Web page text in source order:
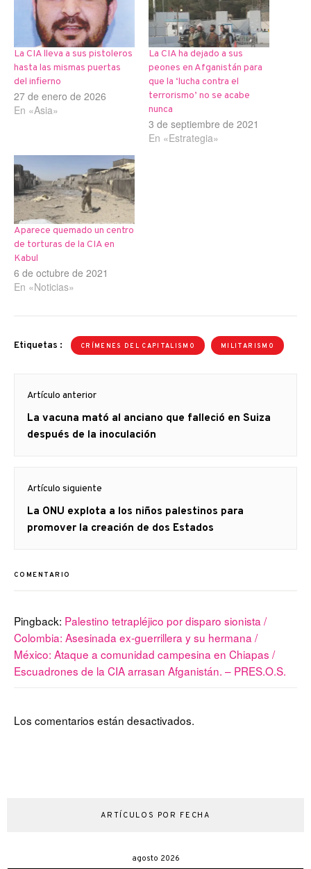
La CIA lleva a sus pistoleros
hasta las mismas puertas
del infierno
27 de enero de 2026
En «Asia»
La CIA ha dejado a sus
peones en Afganistán para
que la ‘lucha contra el
terrorismo’ no se acabe
nunca
3 de septiembre de 2021
En «Estrategia»
Aparece quemado un centro
de torturas de la CIA en
Kabul
6 de octubre de 2021
En «Noticias»
Etiquetas : CRÍMENES DEL CAPITALISMO MILITARISMO
de
entradas
Artículo anterior
Artículo
anterior
La vacuna mató al anciano que falleció en Suiza
después de la inoculación
Artículo siguiente
Artículo
siguiente:
La ONU explota a los niños palestinos para
promover la creación de dos Estados
COMENTARIO
Pingback: Palestino tetrapléjico por disparo sionista /
Colombia: Asesinada ex-guerrillera y su hermana /
México: Ataque a comunidad campesina en Chiapas /
Escuadrones de la CIA arrasan Afganistán. – PRES.O.S.
Los comentarios están desactivados.
ARTÍCULOS POR FECHA
agosto 2026